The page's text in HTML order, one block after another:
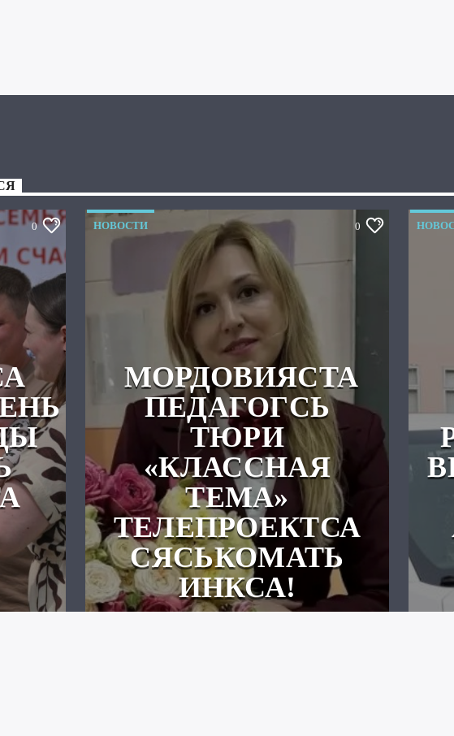
0 НОВОСТИ 0
МОРДОВИЯСТА
ПЕДАГОГСЬ
ТЮРИ
«КЛАССНАЯ
ТЕМА»
ТЕЛЕПРОЕКТСА
СЯСЬКОМАТЬ
ИНКСА!